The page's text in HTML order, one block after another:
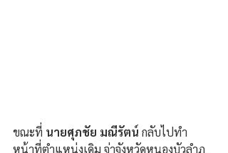
ขณะที่ นายศุภชัย มณีรัตน์ กลับไปทำ
หน้าที่ตำแหน่งเดิม จ่าจังหวัดหนองบัวลำภู